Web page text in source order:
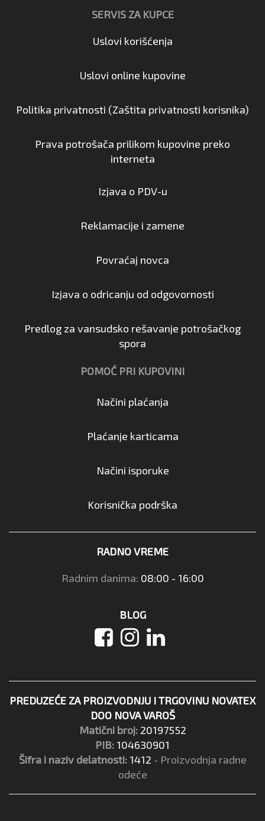
SERVIS ZA KUPCE
Uslovi korišćenja
Uslovi online kupovine
Politika privatnosti (Zaštita privatnosti korisnika)
Prava potrošača prilikom kupovine preko
interneta
Izjava o PDV-u
Reklamacije i zamene
Povraćaj novca
Izjava o odricanju od odgovornosti
Predlog za vansudsko rešavanje potrošačkog
spora
POMOĆ PRI KUPOVINI
Načini plaćanja
Plaćanje karticama
Načini isporuke
Korisnička podrška
RADNO VREME
Radnim danima: 08:00 - 16:00
BLOG
PREDUZEĆE ZA PROIZVODNJU I TRGOVINU NOVATEX
DOO NOVA VAROŠ
Matični broj: 20197552
PIB: 104630901
Šifra i naziv delatnosti: 1412 - Proizvodnja radne
odeće